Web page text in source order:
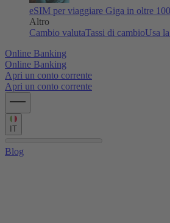
eSIM per viaggiare Giga in oltre
Altro
Cambio valutaTassi di cambioUsa
Online Banking
Online Banking
Apri un conto corrente
Apri un conto corrente
IT
Blog